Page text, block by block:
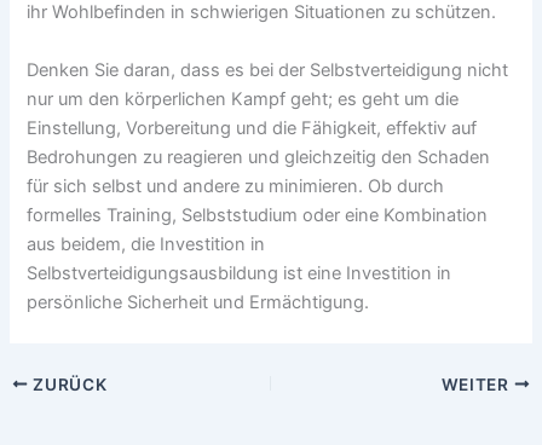
ihr Wohlbefinden in schwierigen Situationen zu schützen.
Denken Sie daran, dass es bei der Selbstverteidigung nicht
nur um den körperlichen Kampf geht; es geht um die
Einstellung, Vorbereitung und die Fähigkeit, effektiv auf
Bedrohungen zu reagieren und gleichzeitig den Schaden
für sich selbst und andere zu minimieren. Ob durch
formelles Training, Selbststudium oder eine Kombination
aus beidem, die Investition in
Selbstverteidigungsausbildung ist eine Investition in
persönliche Sicherheit und Ermächtigung.
ZURÜCK WEITER